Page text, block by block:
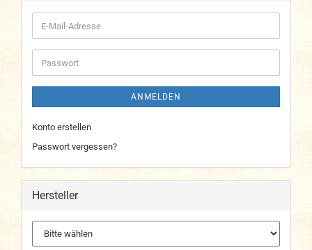
E-
Mail-
Adresse
Passwort
ANMELDEN
Konto erstellen
Passwort vergessen?
Hersteller